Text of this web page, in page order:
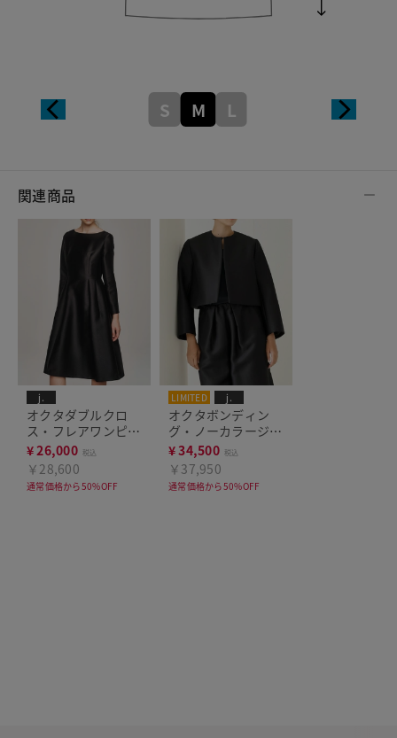
S M L
関連商品
j.
オクタダブルクロ
ス・フレアワンピー
ス
¥26,000 税込
￥28,600
通常価格から50%OFF
LIMITED j.
オクタボンディン
グ・ノーカラージャ
ケット
¥34,500 税込
￥37,950
通常価格から50%OFF